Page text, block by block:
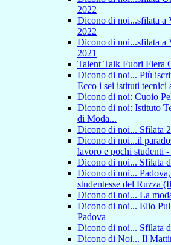
2022
Dicono di noi...sfilata a
2022
Dicono di noi...sfilata a
2021
Talent Talk Fuori Fiera
Dicono di noi... Più
Ecco i sei istituti tecnici
Dicono di noi: Cuoio
Dicono di noi: Istituto
di Moda...
Dicono di noi... Sfilata
Dicono di noi...il
lavoro e pochi studenti
Dicono di noi... Sfilata
Dicono di noi...
studentesse del Ruzza
Dicono di noi... La
Dicono di noi... Elio
Padova
Dicono di noi... Sfilata
Dicono di Noi... Il